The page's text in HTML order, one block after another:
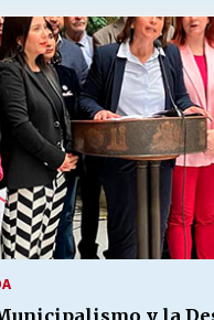
TRABAJADORES,
ALTERNATIVA
Save Our Souls
y la